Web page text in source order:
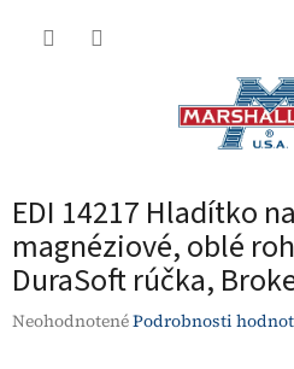
EDI 14217 Hladítko
magnéziové, oblé
DuraSoft rúčka,
Priemerné
NeohodnotenéPodrobnosti